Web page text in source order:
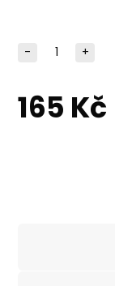
165 Kč
- +